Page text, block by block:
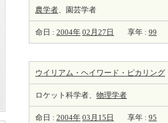
農学者、園芸学者
命日 : 2004年 02月27日 享年 : 99
ウイリアム・ヘイワード・ピカリング
ロケット科学者、 物理学者
命日 : 2004年 03月15日 享年 : 95